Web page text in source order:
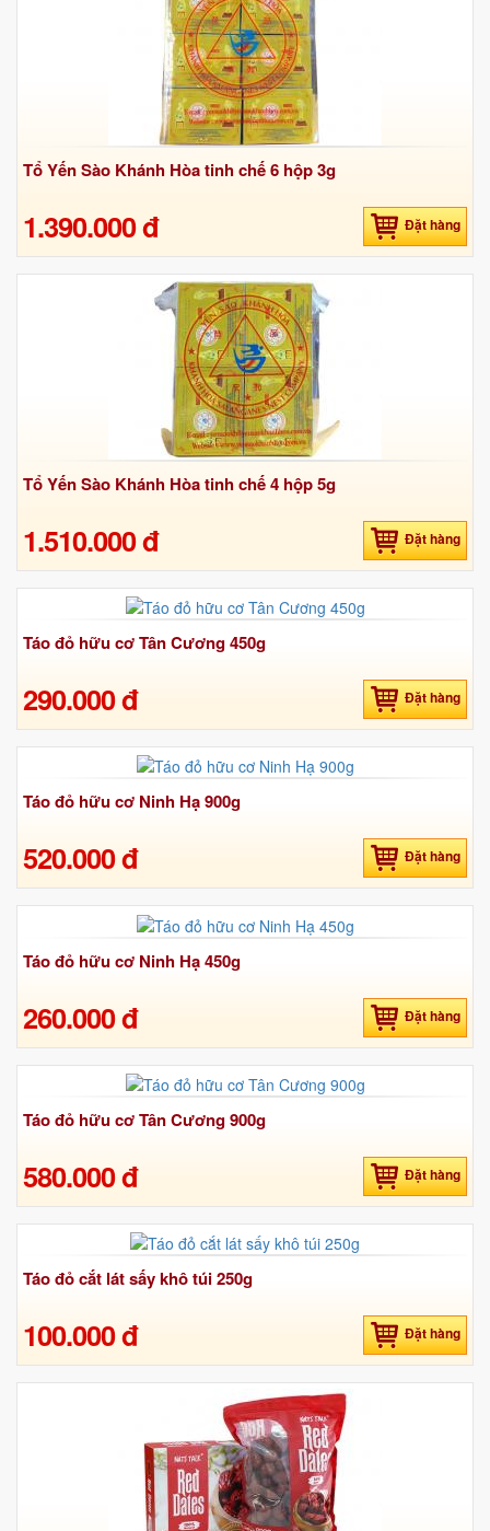
Tổ Yến Sào Khánh Hòa tinh chế 6 hộp 3g
1.390.000 đ Đặt hàng
Tổ Yến Sào Khánh Hòa tinh chế 4 hộp 5g
1.510.000 đ Đặt hàng
Táo đỏ hữu cơ Tân Cương 450g
290.000 đ Đặt hàng
Táo đỏ hữu cơ Ninh Hạ 900g
520.000 đ Đặt hàng
Táo đỏ hữu cơ Ninh Hạ 450g
260.000 đ Đặt hàng
Táo đỏ hữu cơ Tân Cương 900g
580.000 đ Đặt hàng
Táo đỏ cắt lát sấy khô túi 250g
100.000 đ Đặt hàng